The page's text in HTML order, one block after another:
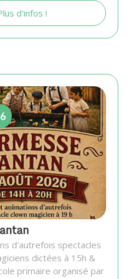
d'infos !
d'autrefois spectacles
dictées à 15h &
primaire organisé par